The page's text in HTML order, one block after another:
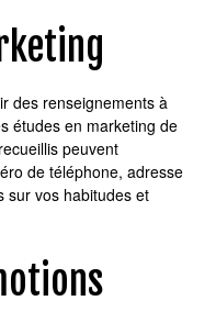
des renseignements à
études en marketing de
peuvent
de téléphone, adresse
sur vos habitudes et